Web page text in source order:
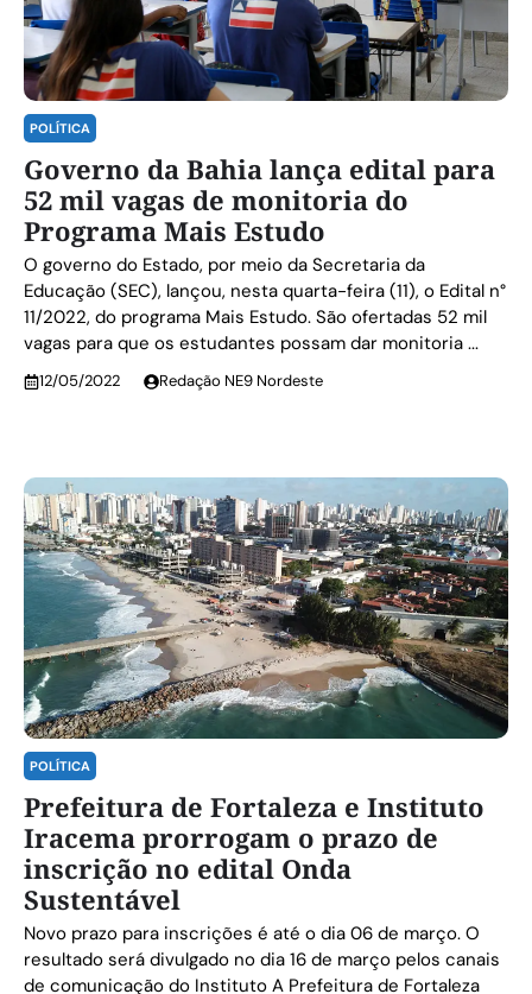
POLÍTICA
Governo da Bahia lança edital para
52 mil vagas de monitoria do
Programa Mais Estudo
O governo do Estado, por meio da Secretaria da
Educação (SEC), lançou, nesta quarta-feira (11), o Edital n°
11/2022, do programa Mais Estudo. São ofertadas 52 mil
vagas para que os estudantes possam dar monitoria ...
12/05/2022 Redação NE9 Nordeste
POLÍTICA
Prefeitura de Fortaleza e Instituto
Iracema prorrogam o prazo de
inscrição no edital Onda
Sustentável
Novo prazo para inscrições é até o dia 06 de março. O
resultado será divulgado no dia 16 de março pelos canais
de comunicação do Instituto A Prefeitura de Fortaleza